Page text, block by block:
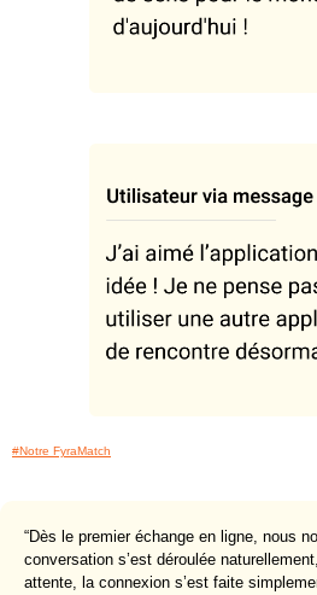
#Notre FyraMatch
“Dès le premier échange en ligne, nous
conversation s’est déroulée
attente, la connexion s’est faite